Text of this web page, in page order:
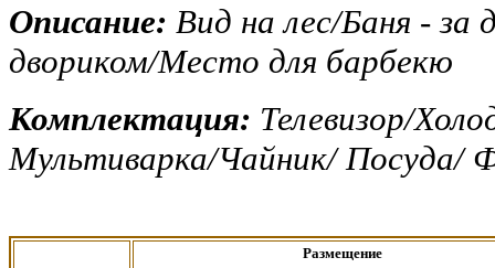
Описание: Вид на лес/Баня - за
двориком/Место для барбекю
Комплектация: Телевизор/
Мультиварка/Чайник/ Посуда/
Размещение